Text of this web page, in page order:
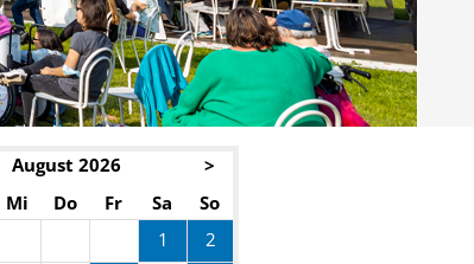
August 2026
>
Mi Do Fr Sa
So
1
2